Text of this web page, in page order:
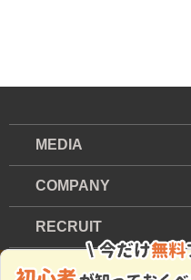
MEDIA
COMPANY
RECRUIT
株式投資を本